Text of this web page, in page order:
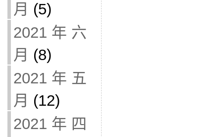
月 (5)
2021 年 六
月 (8)
2021 年 五
月 (12)
2021 年 四